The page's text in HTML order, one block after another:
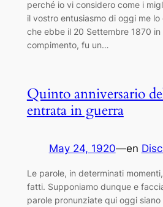
perché io vi considero come i
il vostro entusiasmo di oggi me lo
che ebbe il 20 Settembre 1870 in
compimento, fu un…
Quinto anniversario
entrata in guerra
May 24, 1920—en
Le parole, in determinati
fatti. Supponiamo dunque e
parole pronunziate qui oggi siano